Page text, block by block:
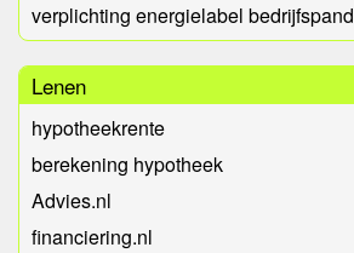
verplichting energielabel bedrijfspand
Lenen
hypotheekrente
berekening hypotheek
Advies.nl
financiering.nl